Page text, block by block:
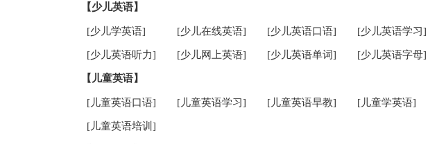
【少儿英语】
[少儿学英语] [少儿在线英语] [少儿英语口语] [少儿英语学习]
[少儿英语听力] [少儿网上英语] [少儿英语单词] [少儿英语字母]
【儿童英语】
[儿童英语口语] [儿童英语学习] [儿童英语早教] [儿童学英语]
[儿童英语培训]